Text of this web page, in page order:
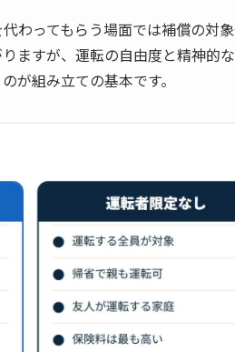
わってもらう場面では補償の対
ますが、運転の自由度と精神的
が組み立ての基本です。